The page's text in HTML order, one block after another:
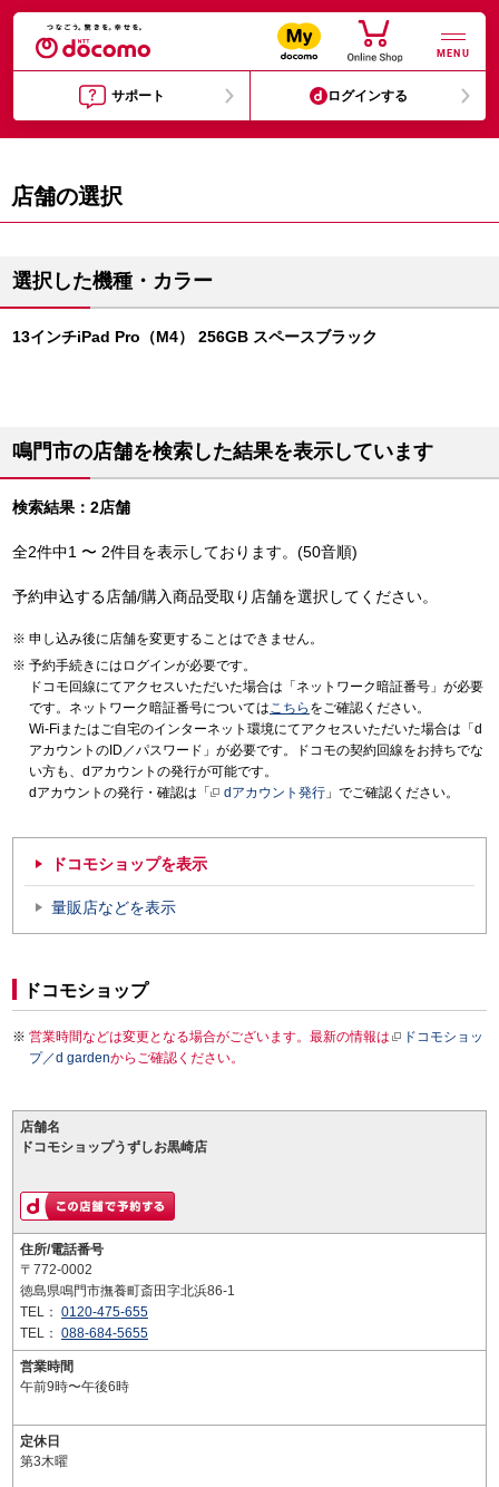
MENU
サポート ログインする
店舗の選択
選択した機種・カラー
13インチiPad Pro（M4） 256GB スペースブラック
鳴門市の店舗を検索した結果を表示しています
検索結果：2店舗
全2件中1 〜 2件目を表示しております。(50音順)
予約申込する店舗/購入商品受取り店舗を選択してください。
申し込み後に店舗を変更することはできません。
予約手続きにはログインが必要です。
ドコモ回線にてアクセスいただいた場合は「ネットワーク暗証番号」が必要
です。ネットワーク暗証番号についてはこちら をご確認ください。
Wi-Fiまたはご自宅のインターネット環境にてアクセスいただいた場合は「d
アカウントのID／パスワード」が必要です。ドコモの契約回線をお持ちでな
い方も、dアカウントの発行が可能です。
dアカウントの発行・確認は「
dアカウント発行 」でご確認ください。
ドコモショップを表示
量販店などを表示
ドコモショップ
営業時間などは変更となる場合がございます。最新の情報は
ドコモショッ
プ／d gardenからご確認ください。
店舗名
ドコモショップうずしお黒崎店
住所/電話番号
〒772-0002
徳島県鳴門市撫養町斎田字北浜86-1
TEL： 0120-475-655
TEL： 088-684-5655
営業時間
午前9時〜午後6時
定休日
第3木曜